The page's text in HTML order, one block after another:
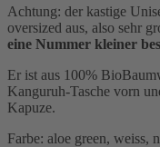
Achtung: der kastige
oversized aus, also sehr
eine Nummer kleiner
Er ist aus 100%
Kanguruh-Tasche vorn
Kapuze.
Farbe: aloe green, weiss,